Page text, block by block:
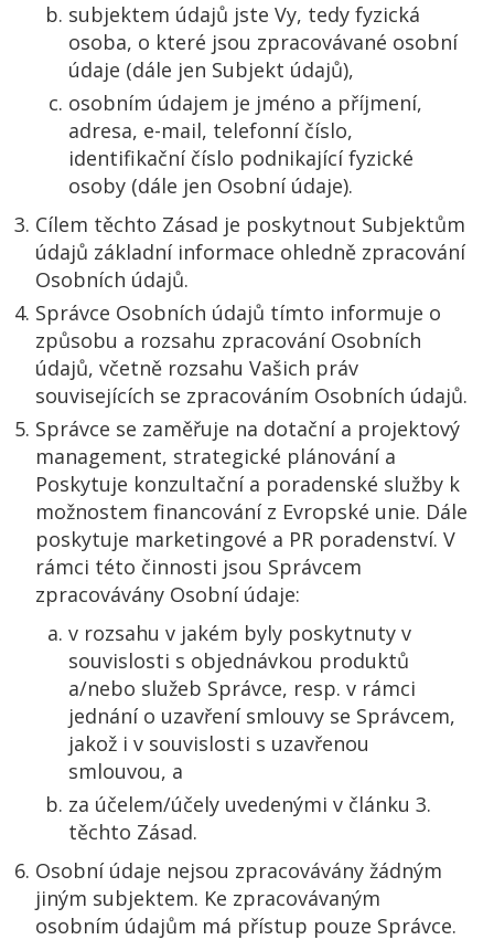
subjektem údajů jste Vy, tedy fyzická
osoba, o které jsou zpracovávané osobní
údaje (dále jen Subjekt údajů),
osobním údajem je jméno a příjmení,
adresa, e-mail, telefonní číslo,
identifikační číslo podnikající fyzické
osoby (dále jen Osobní údaje).
Cílem těchto Zásad je poskytnout Subjektům
údajů základní informace ohledně zpracování
Osobních údajů.
Správce Osobních údajů tímto informuje o
způsobu a rozsahu zpracování Osobních
údajů, včetně rozsahu Vašich práv
souvisejících se zpracováním Osobních údajů.
Správce se zaměřuje na dotační a projektový
management, strategické plánování a
Poskytuje konzultační a poradenské služby k
možnostem financování z Evropské unie. Dále
poskytuje marketingové a PR poradenství. V
rámci této činnosti jsou Správcem
zpracovávány Osobní údaje:
v rozsahu v jakém byly poskytnuty v
souvislosti s objednávkou produktů
a/nebo služeb Správce, resp. v rámci
jednání o uzavření smlouvy se Správcem,
jakož i v souvislosti s uzavřenou
smlouvou, a
za účelem/účely uvedenými v článku 3.
těchto Zásad.
Osobní údaje nejsou zpracovávány žádným
jiným subjektem. Ke zpracovávaným
osobním údajům má přístup pouze Správce.